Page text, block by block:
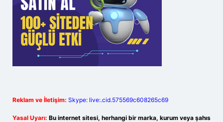
Reklam ve İletişim: Skype: live:.cid.575569c608265c69
Yasal Uyarı: Bu internet sitesi, herhangi bir marka, kurum veya şahıs